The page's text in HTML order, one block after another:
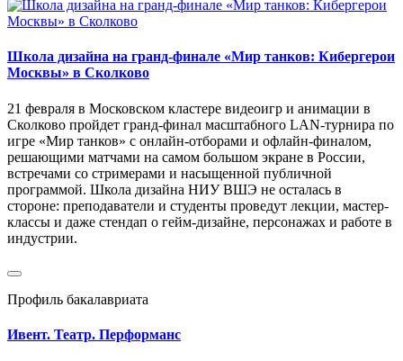
Школа дизайна на гранд-финале «Мир танков: Кибергерои
Москвы» в Сколково
21 февраля в Московском кластере видеоигр и анимации в
Сколково пройдет гранд-финал масштабного LAN-турнира по
игре «Мир танков» с онлайн-отборами и офлайн-финалом,
решающими матчами на самом большом экране в России,
встречами со стримерами и насыщенной публичной
программой. Школа дизайна НИУ ВШЭ не осталась в
стороне: преподаватели и студенты проведут лекции, мастер-
классы и даже стендап о гейм-дизайне, персонажах и работе в
индустрии.
Профиль бакалавриата
Ивент. Театр. Перформанс